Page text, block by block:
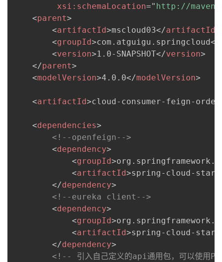
xsi: schemaLocation=" http://
<parent>
<artifactId>mscloud03</artifactId
<groupId>com.atguigu.springcloud</
<version>1.0-SNAPSHOT</version>
</parent>
<modelVersion>4.0.0</modelVersion>
<artifactId>cloud-consumer-feign-
<dependencies>
<!--openfeign-->
<dependency>
<groupId>
<artifactId>spring-cloud-
</dependency>
<!--eureka client-->
<dependency>
<groupId>
<artifactId>spring-cloud-
</dependency>
<!-- 引入自己定义的api通用包，可以使